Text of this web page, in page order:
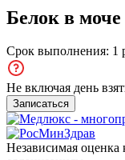
Белок в моче
Срок выполнения: 1
Не включая день
Записаться
Независимая оценка